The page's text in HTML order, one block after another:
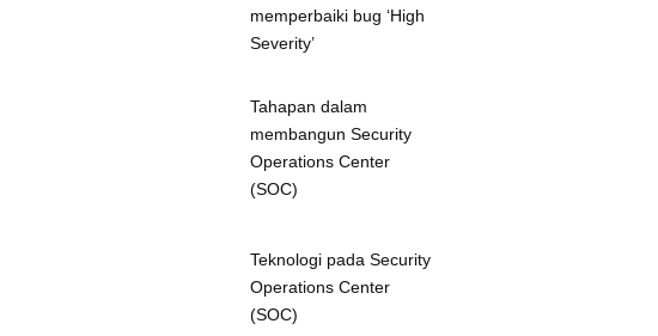
memperbaiki bug ‘High
Severity’
Tahapan dalam
membangun Security
Operations Center
(SOC)
Teknologi pada Security
Operations Center
(SOC)